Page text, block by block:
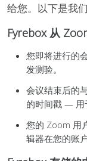
给您。以下是我
Fyrebox 从
您即将进行的
发测验。
会议结束后的
的时间戳 — 用
您的 Zoom 用
辑器在您的账